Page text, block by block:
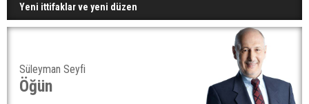
Yeni ittifaklar ve yeni düzen
Süleyman Seyfi
Öğün